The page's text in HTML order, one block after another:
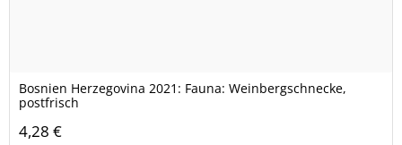
Bosnien Herzegovina 2021: Fauna: Weinbergschnecke,
postfrisch
4,28 €